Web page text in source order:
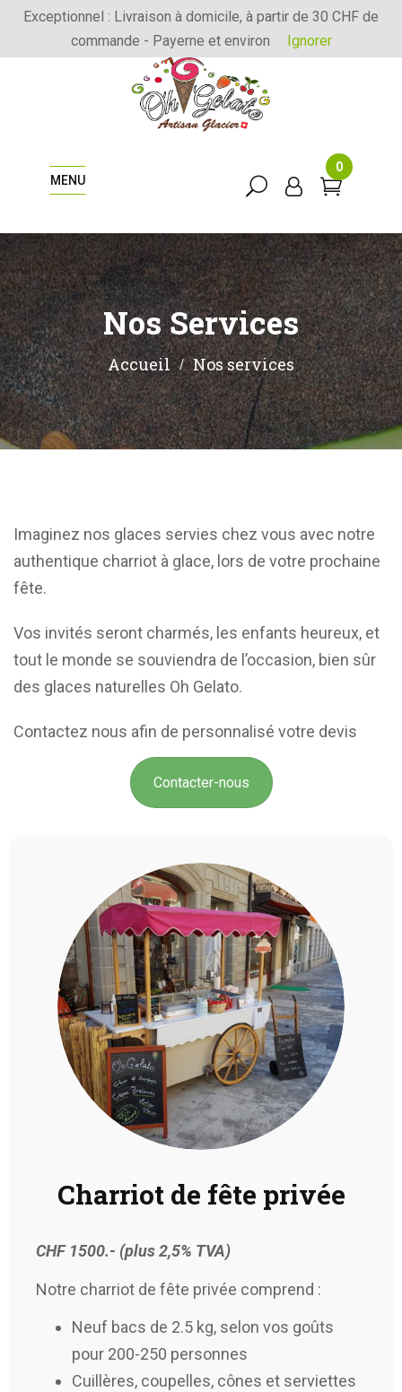
Exceptionnel : Livraison à domicile, à partir de 30 CHF de
commande - Payerne et environ
Ignorer
MENU
0
Nos Services
Accueil Nos services
Imaginez nos glaces servies chez vous avec notre
authentique charriot à glace, lors de votre prochaine
fête.
Vos invités seront charmés, les enfants heureux, et
tout le monde se souviendra de l’occasion, bien sûr
des glaces naturelles Oh Gelato.
Contactez nous afin de personnalisé votre devis
Contacter-nous
Charriot de fête privée
CHF 1500.- (plus 2,5% TVA)
Notre charriot de fête privée comprend :
Neuf bacs de 2.5 kg, selon vos goûts
pour 200-250 personnes
Cuillères, coupelles, cônes et serviettes